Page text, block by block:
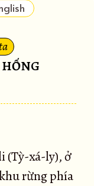
(Tỳ-xá-ly), ở
rừng phía